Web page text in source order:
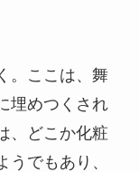
。ここは、舞
埋めつくされ
、どこか化粧
でもあり、